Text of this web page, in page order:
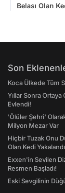
Belası Olan
Son
Koca Ülkede Tüm
Yıllar Sonra
Evlendi!
'Ölüler Şehri'
Milyon Mezar Var
Hiçbir Tuzak Onu
Olan Kedi Yakalandı
Exxen'in Sevilen
Resmen Başladı!
Eski Sevgilinin